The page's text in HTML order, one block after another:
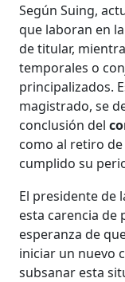
Según Suing,
que laboran en
de titular,
temporales o
principalizados.
magistrado, se
conclusión del
como al retiro
cumplido su
El presidente de
esta carencia de
esperanza de
iniciar un nuevo
subsanar esta